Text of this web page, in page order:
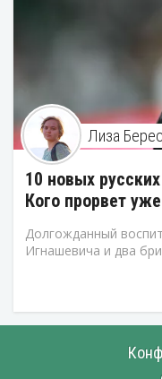
Лиза
10 новых
Кого прорвет
Долгожданный
Игнашевича и два